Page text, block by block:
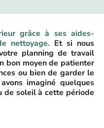
grâce à ses aides-
nettoyage. Et si nous
planning de travail
bon moyen de patienter
ou bien de garder le
imaginé quelques
de soleil à cette période